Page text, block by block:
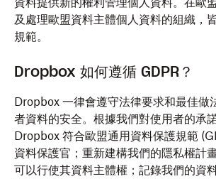
及處理歐盟資料主體個人資料的組織，
規範。
Dropbox 如何遵循 GDPR？
Dropbox 一律會遵守法律要求和最佳做
者資料的安全。根據我們對使用者的承
Dropbox 符合歐盟通用資料保護規範
資料保護官；重新建構我們的隱私權計
可以行使其資料主體權；記錄我們的資